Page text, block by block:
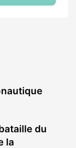
du
la